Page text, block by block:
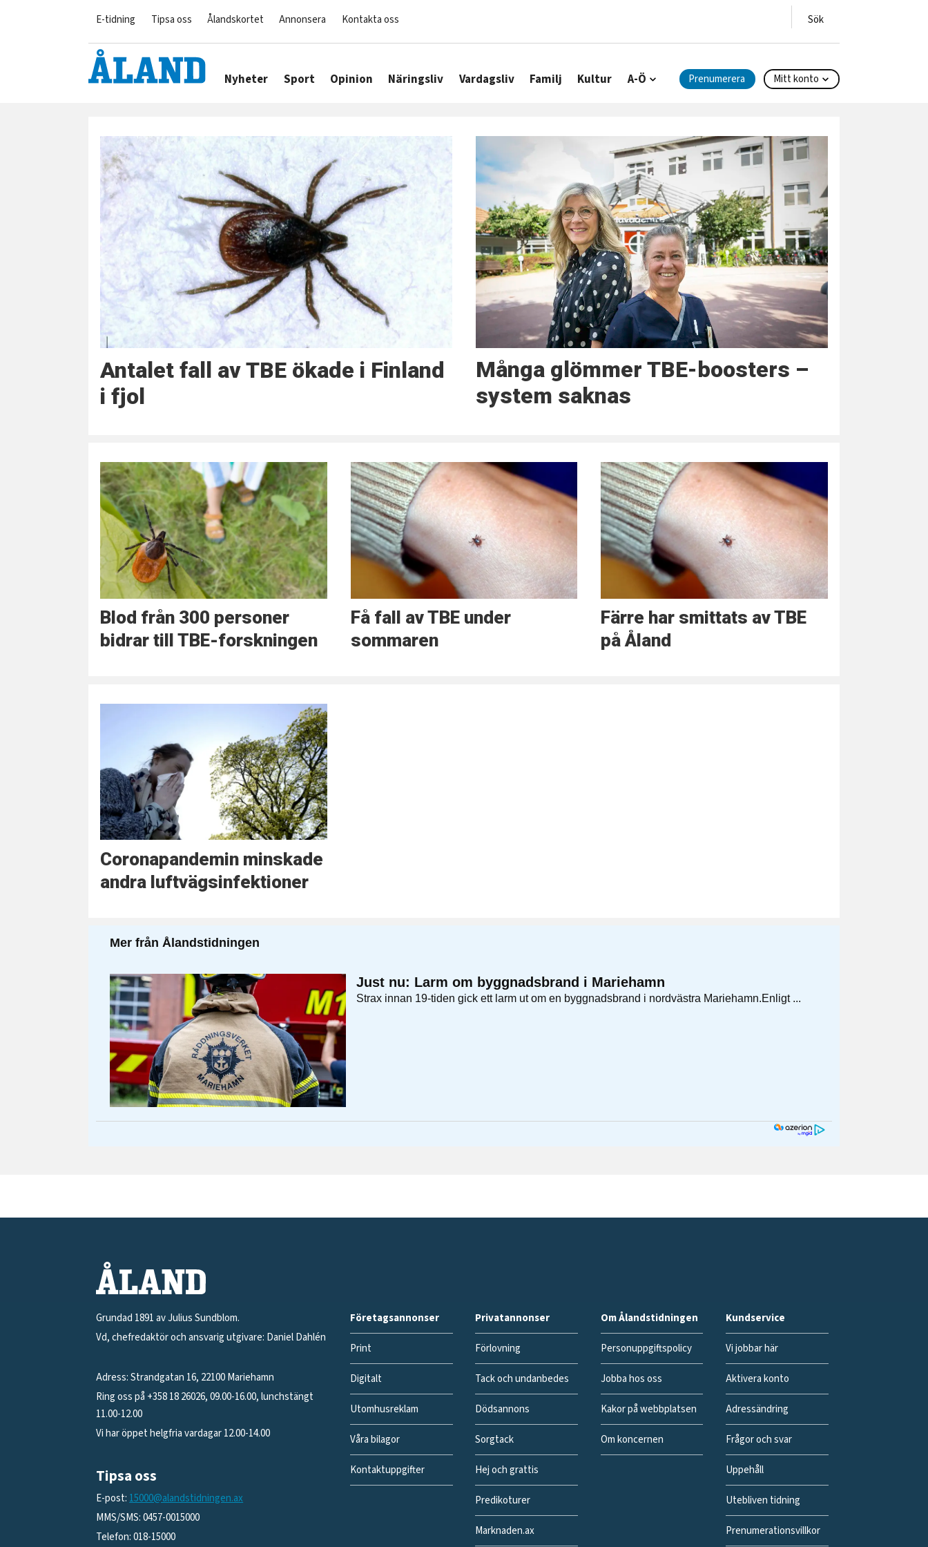
E-tidning Tipsa oss Ålandskortet Annonsera Kontakta oss
Nyheter Sport Opinion Näringsliv Vardagsliv Familj Kultur A-Ö Prenumerera Mitt konto
Antalet fall av TBE ökade i Finland
i fjol
Många glömmer TBE-boosters –
system saknas
Blod från 300 personer
bidrar till TBE-forskningen
Få fall av TBE under
sommaren
Färre har smittats av TBE
på Åland
Coronapandemin minskade
andra luftvägsinfektioner
Grundad 1891 av Julius Sundblom.
Vd, chefredaktör och ansvarig utgivare: Daniel Dahlén
Adress: Strandgatan 16, 22100 Mariehamn
Ring oss på +358 18 26026, 09.00-16.00, lunchstängt
11.00-12.00
Vi har öppet helgfria vardagar 12.00-14.00
Tipsa oss
E-post: 15000@alandstidningen.ax
MMS/SMS: 0457-0015000
Telefon: 018-15000
Företagsannonser
Print
Digitalt
Utomhusreklam
Våra bilagor
Kontaktuppgifter
Privatannonser
Förlovning
Tack och undanbedes
Dödsannons
Sorgtack
Hej och grattis
Predikoturer
Marknaden.ax
Om Ålandstidningen
Personuppgiftspolicy
Jobba hos oss
Kakor på webbplatsen
Om koncernen
Kundservice
Vi jobbar här
Aktivera konto
Adressändring
Frågor och svar
Uppehåll
Utebliven tidning
Prenumerationsvillkor